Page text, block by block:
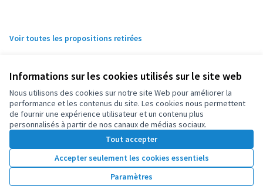
Informations sur les cookies utilisés sur le site web
Nous utilisons des cookies sur notre site Web pour améliorer la
performance et les contenus du site. Les cookies nous permettent
de fournir une expérience utilisateur et un contenu plus
personnalisés à partir de nos canaux de médias sociaux.
Tout accepter
Accepter seulement les cookies essentiels
Paramètres
Voir toutes les propositions retirées
Conditions d'utilisation
Paramètres des cookies
OIDP sur X
(Lien externe)
OIDP sur Facebook
(Lien externe)
OIDP sur YouTube
(Lien externe)
Français
Choose languageChoisir la langueElegir el idioma
Site réalisé grâce aulogiciel libre Decidim .
Licence
(Lien